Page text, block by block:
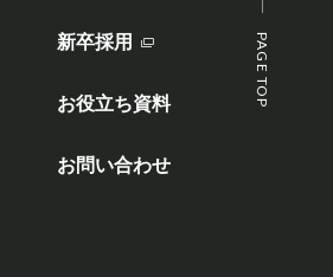
PAGE TOP
新卒採用
お役立ち資料
お問い合わせ